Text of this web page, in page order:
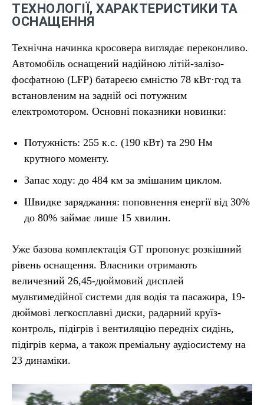
ТЕХНОЛОГІЇ, ХАРАКТЕРИСТИКИ ТА
ОСНАЩЕННЯ
Технічна начинка кросовера виглядає переконливо.
Автомобіль оснащений надійною літій-залізо-
фосфатною (LFP) батареєю ємністю 78 кВт·год та
встановленим на задній осі потужним
електромотором. Основні показники новинки:
Потужність: 255 к.с. (190 кВт) та 290 Нм
крутного моменту.
Запас ходу: до 484 км за змішаним циклом.
Швидке заряджання: поповнення енергії від 30%
до 80% займає лише 15 хвилин.
Уже базова комплектація GT пропонує розкішний
рівень оснащення. Власники отримають
величезний 26,45-дюймовий дисплей
мультимедійної системи для водія та пасажира, 19-
дюймові легкосплавні диски, радарний круїз-
контроль, підігрів і вентиляцію передніх сидінь,
підігрів керма, а також преміальну аудіосистему на
23 динаміки.